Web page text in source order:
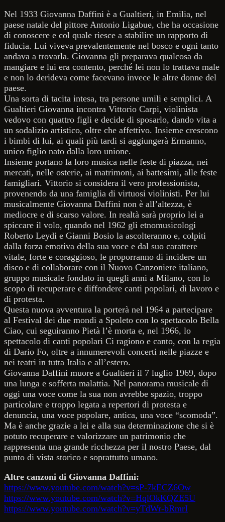
Nel 1933 Giovanna Daffini è a Gualtieri, in Emilia, nel
paese natale del pittore Antonio Ligabue, che ha occasione
di conoscere e col quale riesce a stabilire un rapporto di
fiducia. Lui viveva prevalentemente nel bosco e ogni tanto
andava a trovarla. Giovanna gli preparava qualcosa da
mangiare e lui era contento, perché lei non lo trattava male
e non lo derideva come facevano invece le altre donne del
paese.
Una sorta di tacita intesa, tra persone umili e semplici. A
Gualtieri Giovanna incontra Vittorio Carpi, violinista
vedovo con quattro figli e decide di sposarlo, dando vita a
un sodalizio artistico, oltre che affettivo. Insieme crescono
i bimbi di lui, ai quali più tardi si aggiungerà Ermanno,
unico figlio nato dalla loro unione.
Insieme portano la loro musica nelle feste di piazza, nei
mercati, nelle osterie, ai matrimoni, ai battesimi, alle feste
famigliari. Vittorio si considera il vero professionista,
provenendo da una famiglia di virtuosi violinisti. Per lui
musicalmente Giovanna Daffini non è all’altezza, è
mediocre e di scarso valore. In realtà sarà proprio lei a
spiccare il volo, quando nel 1962 gli etnomusicologi
Roberto Leydi e Gianni Bosio la ascolteranno e, colpiti
dalla forza emotiva della sua voce e dal suo carattere
vitale, forte e coraggioso, le proporranno di incidere un
disco e di collaborare con il Nuovo Canzoniere italiano,
gruppo musicale fondato in quegli anni a Milano, con lo
scopo di recuperare e diffondere canti popolari, di lavoro e
di protesta.
Questa nuova avventura la porterà nel 1964 a partecipare
al Festival dei due mondi a Spoleto con lo spettacolo Bella
Ciao, cui seguiranno Pietà l’è morta e, nel 1966, lo
spettacolo di canti popolari Ci ragiono e canto, con la regia
di Dario Fo, oltre a innumerevoli concerti nelle piazze e
nei teatri in tutta Italia e all’estero.
Giovanna Daffini muore a Gualtieri il 7 luglio 1969, dopo
una lunga e sofferta malattia. Nel panorama musicale di
oggi una voce come la sua non avrebbe spazio, troppo
particolare e troppo legata a repertori di protesta e
denuncia, una voce popolare, antica, una voce “scomoda”.
Ma è anche grazie a lei e alla sua determinazione che si è
potuto recuperare e valorizzare un patrimonio che
rappresenta una grande ricchezza per il nostro Paese, dal
punto di vista storico e soprattutto umano.
Altre canzoni di Giovanna Daffini:
https://www.youtube.com/watch?v=sP-7kECZ6Ow
https://www.youtube.com/watch?v=HqlOkKQZE5U
https://www.youtube.com/watch?v=yTdWr-bRmrI